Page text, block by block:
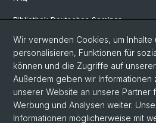
Bibliothek Deutsches Seminar
Neuere deutsche
Germanistische Mediävistik
Deutsche Sprachwissenschaft
Wir verwenden Cookies, um Inhalte
personalisieren, Funktionen für
können und die Zugriffe auf
Außerdem geben wir Informationen
unserer Website an unsere Partner
Werbung und Analysen weiter.
Informationen möglicherweise mit